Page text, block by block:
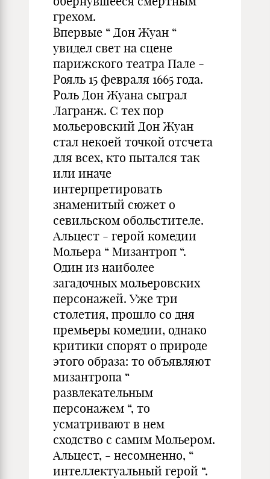
грехом.
Впервые “ Дон Жуан “
увидел свет на сцене
парижского театра Пале -
Рояль 15 февраля 1665 года.
Роль Дон Жуана сыграл
Лагранж. С тех пор
мольеровский Дон Жуан
стал некоей точкой отсчета
для всех, кто пытался так
или иначе
интерпретировать
знаменитый сюжет о
севильском обольстителе.
Альцест - герой комедии
Мольера “ Мизантроп “.
Один из наиболее
загадочных мольеровских
персонажей. Уже три
столетия, прошло со дня
премьеры комедии, однако
критики спорят о природе
этого образа: то объявляют
мизантропа “
развлекательным
персонажем “, то
усматривают в нем
сходство с самим Мольером.
Альцест, - несомненно, “
интеллектуальный герой “.